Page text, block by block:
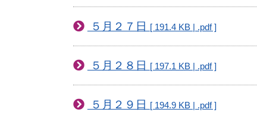
５月２７日 [ 191.4 KB | .pdf ]
５月２８日 [ 197.1 KB | .pdf ]
５月２９日 [ 194.9 KB | .pdf ]